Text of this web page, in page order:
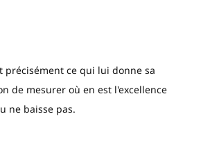
précisément ce qui lui donne sa
de mesurer où en est l'excellence
ne baisse pas.